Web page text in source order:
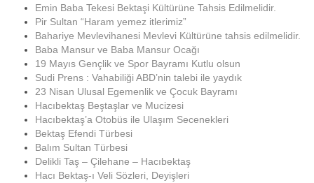
Emin Baba Tekesi Bektaşi Kültürüne Tahsis Edilmelidir.
Pir Sultan “Haram yemez itlerimiz”
Bahariye Mevlevihanesi Mevlevi Kültürüne tahsis edilmelidir.
Baba Mansur ve Baba Mansur Ocağı
19 Mayıs Gençlik ve Spor Bayramı Kutlu olsun
Sudi Prens : Vahabiliği ABD’nin talebi ile yaydık
23 Nisan Ulusal Egemenlik ve Çocuk Bayramı
Hacıbektaş Beştaşlar ve Mucizesi
Hacıbektaş’a Otobüs ile Ulaşım Secenekleri
Bektaş Efendi Türbesi
Balım Sultan Türbesi
Delikli Taş – Çilehane – Hacıbektaş
Hacı Bektaş-ı Veli Sözleri, Deyişleri